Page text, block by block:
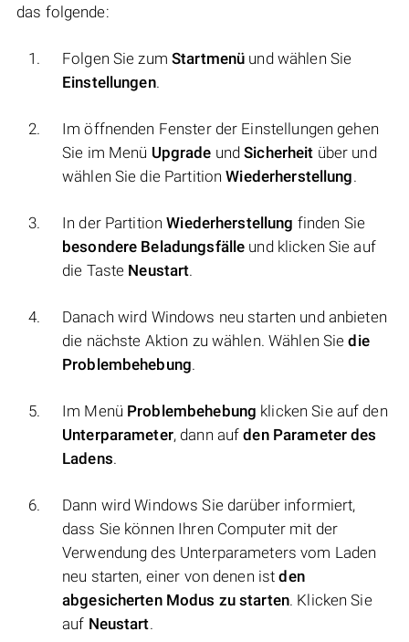
das folgende:
Folgen Sie zum Startmenü und wählen Sie
Einstellungen.
Im öffnenden Fenster der Einstellungen gehen
Sie im Menü Upgrade undSicherheit über und
wählen Sie die PartitionWiederherstellung.
In der PartitionWiederherstellung finden Sie
besondere Beladungsfälle und klicken Sie auf
die Taste Neustart.
Danach wird Windows neu starten und anbieten
die nächste Aktion zu wählen. Wählen Siedie
Problembehebung.
Im Menü Problembehebung klicken Sie auf den
Unterparameter, dann aufden Parameter des
Ladens.
Dann wird Windows Sie darüber informiert,
dass Sie können Ihren Computer mit der
Verwendung des Unterparameters vom Laden
neu starten, einer von denen istden
abgesicherten Modus zu starten. Klicken Sie
auf Neustart.